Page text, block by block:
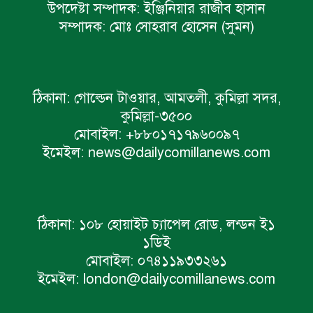
উপদেষ্টা সম্পাদক: ইঞ্জিনিয়ার রাজীব হাসান
সম্পাদক: মোঃ সোহরাব হোসেন (সুমন)
ঠিকানা: গোল্ডেন টাওয়ার, আমতলী, কুমিল্লা সদর,
কুমিল্লা-৩৫০০
মোবাইল: +৮৮০১৭১৭৯৬০০৯৭
ইমেইল: news@dailycomillanews.com
ঠিকানা: ১০৮ হোয়াইট চ্যাপেল রোড, লন্ডন ই১
১ডিই
মোবাইল: ০৭৪১১৯৩৩২৬১
ইমেইল: london@dailycomillanews.com